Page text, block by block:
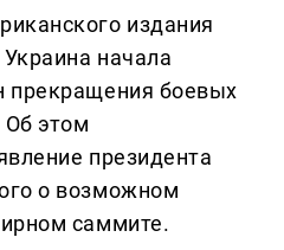
издания
начала
прекращения боевых
Об этом
президента
о возможном
саммите.